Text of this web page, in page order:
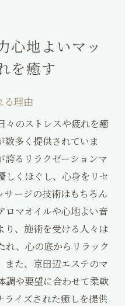
心地よいマッ
を癒す
る理由
々のストレスや疲れを癒
数多く提供されていま
誇るリラクゼーションマ
しくほぐし、心身をリセ
サージの技術はもちろん
ロマオイルや心地よい音
り、施術を受ける人々は
れ、心の底からリラック
また、京田辺エステのマ
調や要望に合わせて柔軟
ライズされた癒しを提供